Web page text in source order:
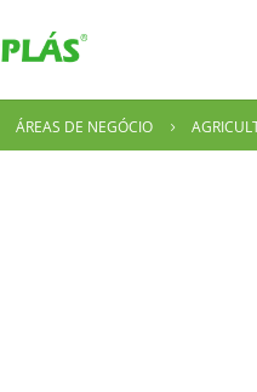
ÁREAS DE NEGÓCIO 5